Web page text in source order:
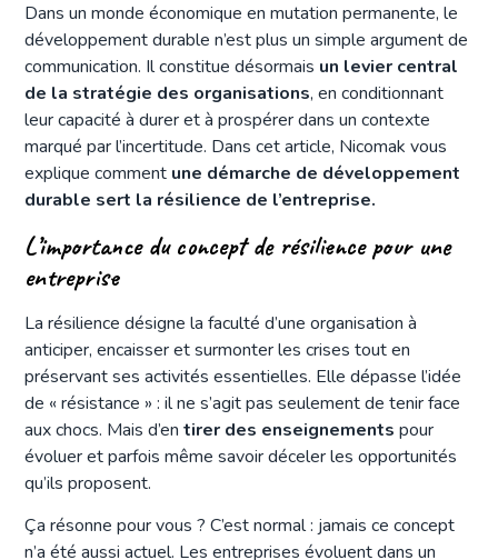
Dans un monde économique en mutation permanente, le
développement durable n’est plus un simple argument de
communication. Il constitue désormais un levier central
de la stratégie des organisations, en conditionnant
leur capacité à durer et à prospérer dans un contexte
marqué par l’incertitude. Dans cet article, Nicomak vous
explique comment une démarche de développement
durable sert la résilience de l’entreprise.
L’importance du concept de résilience pour une
entreprise
La résilience désigne la faculté d’une organisation à
anticiper, encaisser et surmonter les crises tout en
préservant ses activités essentielles. Elle dépasse l’idée
de « résistance » : il ne s’agit pas seulement de tenir face
aux chocs. Mais d’entirer des enseignements pour
évoluer et parfois même savoir déceler les opportunités
qu’ils proposent.
Ça résonne pour vous ? C’est normal : jamais ce concept
n’a été aussi actuel. Les entreprises évoluent dans un